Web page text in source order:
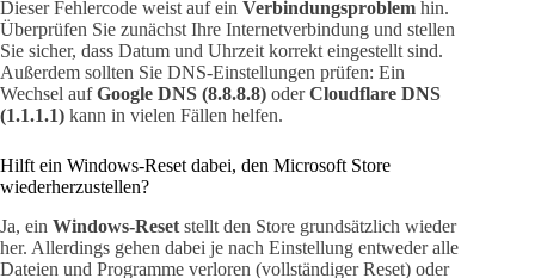
Dieser Fehlercode weist auf ein Verbindungsproblem hin.
Überprüfen Sie zunächst Ihre Internetverbindung und stellen
Sie sicher, dass Datum und Uhrzeit korrekt eingestellt sind.
Außerdem sollten Sie DNS-Einstellungen prüfen: Ein
Wechsel aufGoogle DNS (8.8.8.8) oderCloudflare DNS
(1.1.1.1) kann in vielen Fällen helfen.
Hilft ein Windows-Reset dabei, den Microsoft Store
wiederherzustellen?
Ja, ein Windows-Reset stellt den Store grundsätzlich wieder
her. Allerdings gehen dabei je nach Einstellung entweder alle
Dateien und Programme verloren (vollständiger Reset) oder